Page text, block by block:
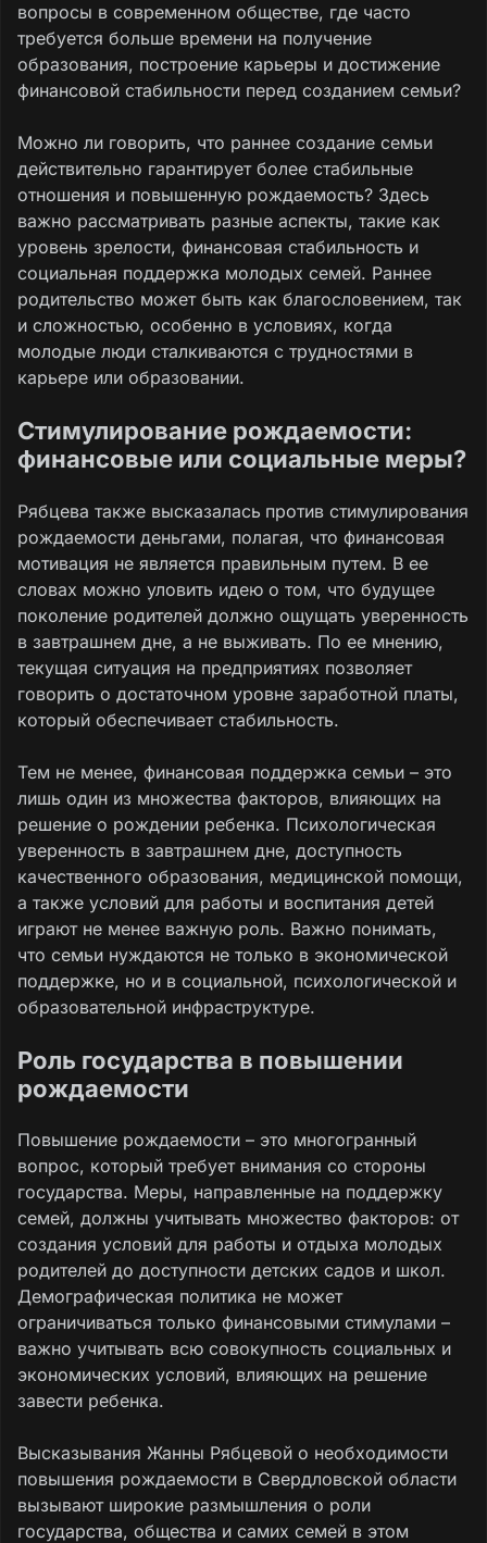
вопросы в современном обществе, где часто
требуется больше времени на получение
образования, построение карьеры и достижение
финансовой стабильности перед созданием семьи?
Можно ли говорить, что раннее создание семьи
действительно гарантирует более стабильные
отношения и повышенную рождаемость? Здесь
важно рассматривать разные аспекты, такие как
уровень зрелости, финансовая стабильность и
социальная поддержка молодых семей. Раннее
родительство может быть как благословением, так
и сложностью, особенно в условиях, когда
молодые люди сталкиваются с трудностями в
карьере или образовании.
Стимулирование рождаемости:
финансовые или социальные меры?
Рябцева также высказалась против стимулирования
рождаемости деньгами, полагая, что финансовая
мотивация не является правильным путем. В ее
словах можно уловить идею о том, что будущее
поколение родителей должно ощущать уверенность
в завтрашнем дне, а не выживать. По ее мнению,
текущая ситуация на предприятиях позволяет
говорить о достаточном уровне заработной платы,
который обеспечивает стабильность.
Тем не менее, финансовая поддержка семьи – это
лишь один из множества факторов, влияющих на
решение о рождении ребенка. Психологическая
уверенность в завтрашнем дне, доступность
качественного образования, медицинской помощи,
а также условий для работы и воспитания детей
играют не менее важную роль. Важно понимать,
что семьи нуждаются не только в экономической
поддержке, но и в социальной, психологической и
образовательной инфраструктуре.
Роль государства в повышении
рождаемости
Повышение рождаемости – это многогранный
вопрос, который требует внимания со стороны
государства. Меры, направленные на поддержку
семей, должны учитывать множество факторов: от
создания условий для работы и отдыха молодых
родителей до доступности детских садов и школ.
Демографическая политика не может
ограничиваться только финансовыми стимулами –
важно учитывать всю совокупность социальных и
экономических условий, влияющих на решение
завести ребенка.
Высказывания Жанны Рябцевой о необходимости
повышения рождаемости в Свердловской области
вызывают широкие размышления о роли
государства, общества и самих семей в этом